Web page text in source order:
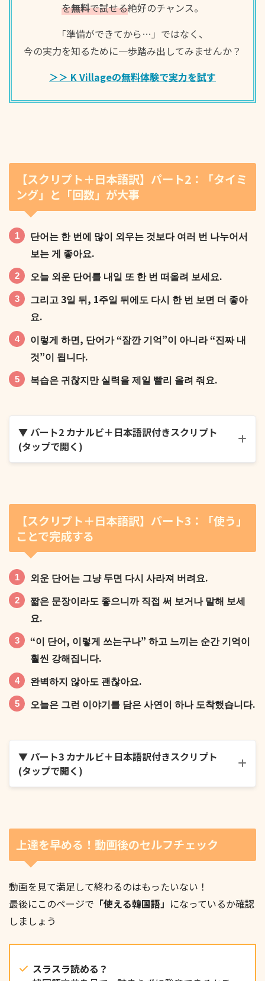
예를 들어, 뜻을 가리고 스스로 떠올려 보는 거예요.
を無料で試せる絶好のチャンス。
「準備ができてから…」ではなく、
今の実力を知るために一歩踏み出してみませんか？
＞＞ K Villageの無料体験で実力を試す
【スクリプト＋日本語訳】パート2：「タイミ
ング」と「回数」が大事
단어는 한 번에 많이 외우는 것보다 여러 번 나누어서
보는 게 좋아요.
오늘 외운 단어를 내일 또 한 번 떠올려 보세요.
그리고 3일 뒤, 1주일 뒤에도 다시 한 번 보면 더 좋아
요.
이렇게 하면, 단어가 “잠깐 기억”이 아니라 “진짜 내
것”이 됩니다.
복습은 귀찮지만 실력을 제일 빨리 올려 줘요.
▼ パート2 カナルビ＋日本語訳付きスクリプト
(タップで開く)
오늘 외운 단어를 내일 또 한 번 떠올려 보세요.
그리고 3일 뒤, 1주일 뒤에도 다시 한 번 보면 더 좋아
이렇게 하면, 단어가 “잠깐 기억”이 아니라 “진짜 내
복습은 귀찮지만 실력을 제일 빨리 올려 줘요.
【スクリプト＋日本語訳】パート3：「使う」
ことで完成する
외운 단어는 그냥 두면 다시 사라져 버려요.
짧은 문장이라도 좋으니까 직접 써 보거나 말해 보세
요.
“이 단어, 이렇게 쓰는구나” 하고 느끼는 순간 기억이
훨씬 강해집니다.
완벽하지 않아도 괜찮아요.
오늘은 그런 이야기를 담은 사연이 하나 도착했습니다.
▼ パート3 カナルビ＋日本語訳付きスクリプト
(タップで開く)
짧은 문장이라도 좋으니까 직접 써 보거나 말해 보세
요.
上達を早める！動画後のセルフチェック
動画を見て満足して終わるのはもったいない！
最後にこのページで 「使える韓国語」 になっているか確認
しましょう
スラスラ読める？